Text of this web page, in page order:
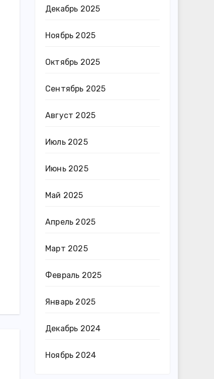
Декабрь 2025
Ноябрь 2025
Октябрь 2025
Сентябрь 2025
Август 2025
Июль 2025
Июнь 2025
Май 2025
Апрель 2025
Март 2025
Февраль 2025
Январь 2025
Декабрь 2024
Ноябрь 2024